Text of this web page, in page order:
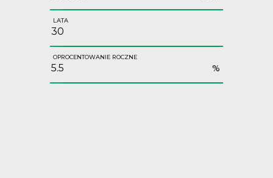
LATA
OPROCENTOWANIE ROCZNE
%